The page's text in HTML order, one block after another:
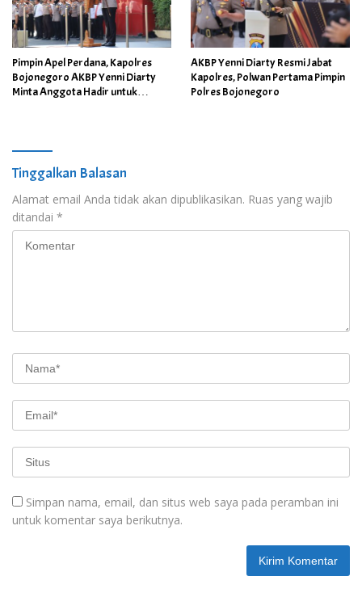
Pimpin Apel Perdana, Kapolres
Bojonegoro AKBP Yenni Diarty
Minta Anggota Hadir untuk
AKBP Yenni Diarty Resmi Jabat
Kapolres, Polwan Pertama Pimpin
Polres Bojonegoro
Tinggalkan Balasan
Alamat email Anda tidak akan dipublikasikan. Ruas yang wajib
ditandai *
Simpan nama, email, dan situs web saya pada peramban ini
untuk komentar saya berikutnya.